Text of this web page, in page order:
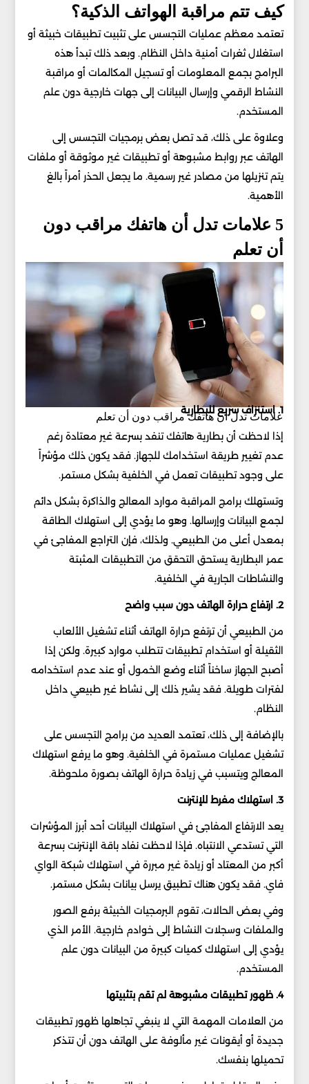
كيف تتم مراقبة الهواتف الذكية؟
تعتمد معظم عمليات التجسس على تثبيت تطبيقات خبيثة أو
استغلال ثغرات أمنية داخل النظام. وبعد ذلك تبدأ هذه
البرامج بجمع المعلومات أو تسجيل المكالمات أو مراقبة
النشاط الرقمي وإرسال البيانات إلى جهات خارجية دون علم
المستخدم.
وعلاوة على ذلك، قد تصل بعض برمجيات التجسس إلى
الهاتف عبر روابط مشبوهة أو تطبيقات غير موثوقة أو ملفات
يتم تنزيلها من مصادر غير رسمية. ما يجعل الحذر أمراً بالغ
الأهمية.
5 علامات تدل أن هاتفك مراقب دون
أن تعلم
علامات تدل أن هاتفك مراقب دون أن تعلم
1. استنزاف سريع للبطارية
إذا لاحظت أن بطارية هاتفك تنفد بسرعة غير معتادة رغم
عدم تغيير طريقة استخدامك للجهاز. فقد يكون ذلك مؤشراً
على وجود تطبيقات تعمل في الخلفية بشكل مستمر.
وتستهلك برامج المراقبة موارد المعالج والذاكرة بشكل دائم
لجمع البيانات وإرسالها. وهو ما يؤدي إلى استهلاك الطاقة
بمعدل أعلى من الطبيعي. ولذلك، فإن التراجع المفاجئ في
عمر البطارية يستحق التحقق من التطبيقات المثبتة
والنشاطات الجارية في الخلفية.
2. ارتفاع حرارة الهاتف دون سبب واضح
من الطبيعي أن ترتفع حرارة الهاتف أثناء تشغيل الألعاب
الثقيلة أو استخدام تطبيقات تتطلب موارد كبيرة. ولكن إذا
أصبح الجهاز ساخناً أثناء وضع الخمول أو عند عدم استخدامه
لفترات طويلة. فقد يشير ذلك إلى نشاط غير طبيعي داخل
النظام.
بالإضافة إلى ذلك، تعتمد العديد من برامج التجسس على
تشغيل عمليات مستمرة في الخلفية. وهو ما يرفع استهلاك
المعالج ويتسبب في زيادة حرارة الهاتف بصورة ملحوظة.
3. استهلاك مفرط للإنترنت
يعد الارتفاع المفاجئ في استهلاك البيانات أحد أبرز المؤشرات
التي تستدعي الانتباه. فإذا لاحظت نفاد باقة الإنترنت بسرعة
أكبر من المعتاد أو زيادة غير مبررة في استهلاك شبكة الواي
فاي. فقد يكون هناك تطبيق يرسل بيانات بشكل مستمر.
وفي بعض الحالات، تقوم البرمجيات الخبيثة برفع الصور
والملفات وسجلات النشاط إلى خوادم خارجية. الأمر الذي
يؤدي إلى استهلاك كميات كبيرة من البيانات دون علم
المستخدم.
4. ظهور تطبيقات مشبوهة لم تقم بتثبيتها
من العلامات المهمة التي لا ينبغي تجاهلها ظهور تطبيقات
جديدة أو أيقونات غير مألوفة على الهاتف دون أن تتذكر
تحميلها بنفسك.